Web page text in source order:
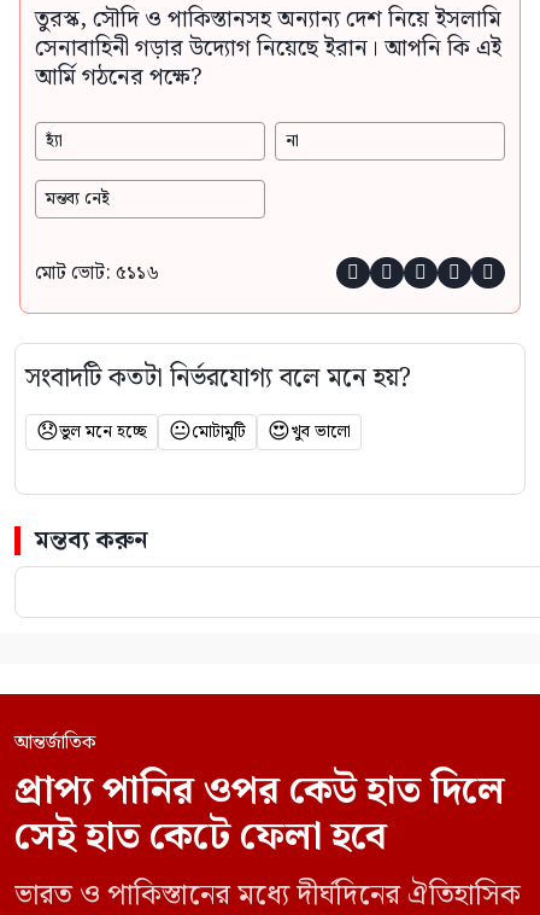
তুরস্ক, সৌদি ও পাকিস্তানসহ অন্যান্য দেশ নিয়ে ইসলামি
সেনাবাহিনী গড়ার উদ্যোগ নিয়েছে ইরান। আপনি কি এই
আর্মি গঠনের পক্ষে?
হ্যাঁ না
মন্তব্য নেই
মোট ভোট: ৫১১৬     
সংবাদটি কতটা নির্ভরযোগ্য বলে মনে হয়?
😞ভুল মনে হচ্ছে 😐মোটামুটি 😍খুব ভালো
মন্তব্য করুন
আন্তর্জাতিক
প্রাপ্য পানির ওপর কেউ হাত দিলে
সেই হাত কেটে ফেলা হবে
ভারত ও পাকিস্তানের মধ্যে দীর্ঘদিনের ঐতিহাসিক